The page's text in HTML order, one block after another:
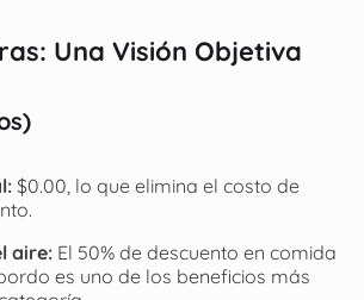
Una Visión Objetiva
$0.00, lo que elimina el costo de
aire:El 50% de descuento en comida
es uno de los beneficios más